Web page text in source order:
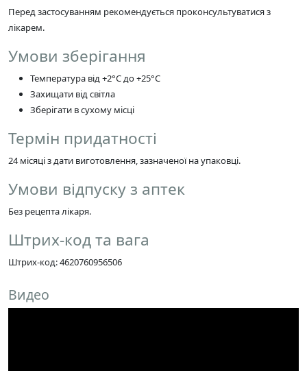
Перед застосуванням рекомендується проконсультуватися з
лікарем.
Умови зберігання
Температура від +2°C до +25°C
Захищати від світла
Зберігати в сухому місці
Термін придатності
24 місяці з дати виготовлення, зазначеної на упаковці.
Умови відпуску з аптек
Без рецепта лікаря.
Штрих-код та вага
Штрих-код: 4620760956506
Видео